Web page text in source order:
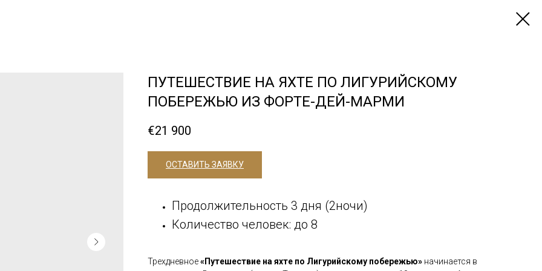
ПУТЕШЕСТВИЕ НА ЯХТЕ ПО ЛИГУРИЙСКОМУ
ПОБЕРЕЖЬЮ ИЗ ФОРТЕ-ДЕЙ-МАРМИ
€21 900
ОСТАВИТЬ ЗАЯВКУ
Продолжительность 3 дня (2ночи)
Количество человек: до 8
Трехдневное«Путешествие на яхте по Лигурийскому побережью» начинается в